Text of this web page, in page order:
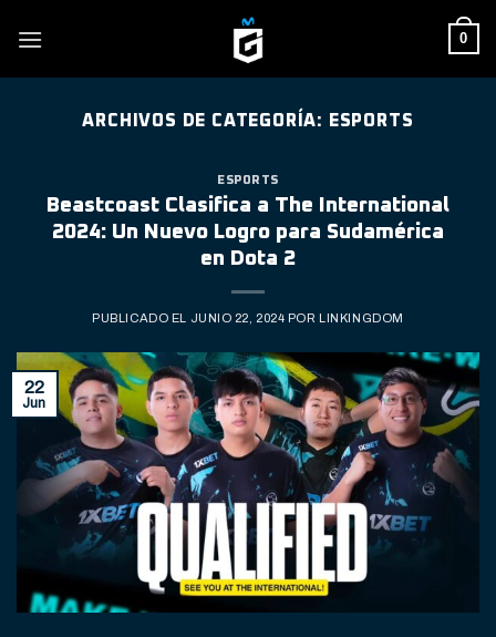
0
ARCHIVOS DE CATEGORÍA: ESPORTS
ESPORTS
Beastcoast Clasifica a The International
2024: Un Nuevo Logro para Sudamérica
en Dota 2
PUBLICADO EL JUNIO 22, 2024 POR LINKINGDOM
22
Jun